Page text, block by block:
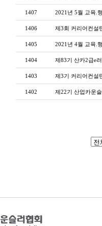
1407 2021년 5월 교육.
1406 제3회 커리어컨설
1405 2021년 4월 교육.
1404 제83기 산카2급e
1403 제3기 커리어컨설
1402 제22기 산업카운